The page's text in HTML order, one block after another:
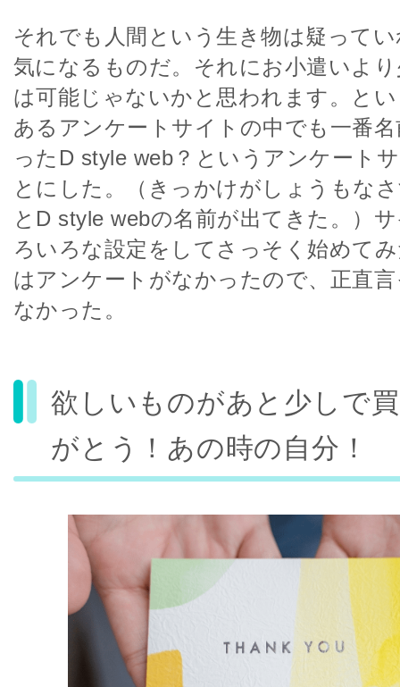
それでも人間という生き物は疑って
気になるものだ。それにお小遣いよ
は可能じゃないかと思われます。と
あるアンケートサイトの中でも一番
ったD style web？というアンケート
とにした。（きっかけがしょうもな
とD style webの名前が出てきた。）
ろいろな設定をしてさっそく始めて
はアンケートがなかったので、正直
なかった。
欲しいものがあと少しで
がとう！あの時の自分！